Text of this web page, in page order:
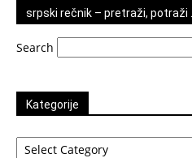
srpski rečnik – pretraži, potraži …
Search
Kategorije
Kategorije